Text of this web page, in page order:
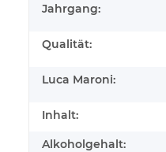
Jahrgang:
Qualität:
Luca Maroni:
Inhalt:
Alkoholgehalt: